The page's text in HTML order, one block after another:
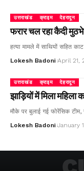
उत्तराखंड क्राइम देहरादून
फरार चल रहा कैदी
हत्या मामले में साथियों सहित
Lokesh Badoni April 21,
उत्तराखंड क्राइम देहरादून
झाड़ियों में मिला महिला
मौके पर बुलाई गई फोरेंसिक
Lokesh Badoni January